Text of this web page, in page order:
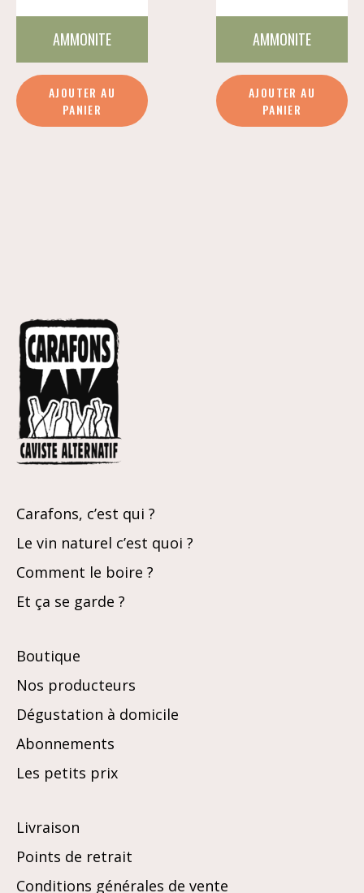
était :
27,00€.21,60€.
AMMONITE
quantité
de
AJOUTER AU
PANIER
28,00€.
AMMONITE
de
AJOUTER AU
PANIER
Carafons, c’est qui ?
Le vin naturel c’est quoi ?
Comment le boire ?
Et ça se garde ?
Boutique
Nos producteurs
Dégustation à domicile
Abonnements
Les petits prix
Livraison
Points de retrait
Conditions générales de vente